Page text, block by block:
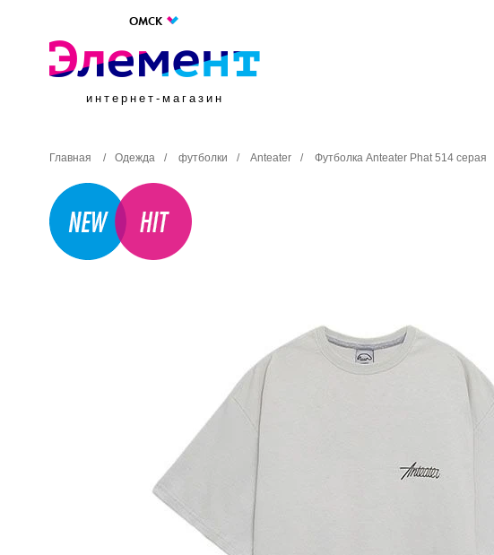
ОМСК
интернет-магазин
Главная / Одежда / футболки / Anteater / Футболка Anteater Phat 514 серая